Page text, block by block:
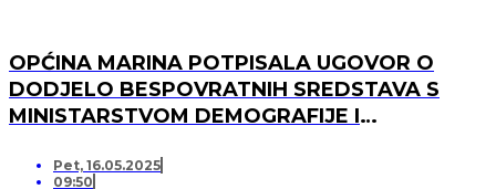
OPĆINA MARINA POTPISALA UGOVOR O
DODJELO BESPOVRATNIH SREDSTAVA S
MINISTARSTVOM DEMOGRAFIJE I
OPREMANJA DJEČJEG IGRALIŠTA U DV
Pet, 16.05.2025
09:50